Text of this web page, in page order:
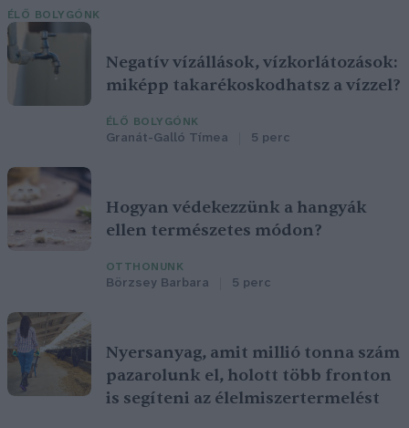
ÉLŐ BOLYGÓNK
Negatív vízállások, vízkorlátozások:
miképp takarékoskodhatsz a vízzel?
ÉLŐ BOLYGÓNK
Granát-Galló Tímea 5 perc
Hogyan védekezzünk a hangyák
ellen természetes módon?
OTTHONUNK
Börzsey Barbara 5 perc
Nyersanyag, amit millió tonna szám
pazarolunk el, holott több fronton
is segíteni az élelmiszertermelést